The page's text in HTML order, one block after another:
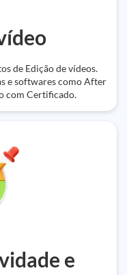
de Edição de vídeos.
e softwares como After
com Certificado.
e